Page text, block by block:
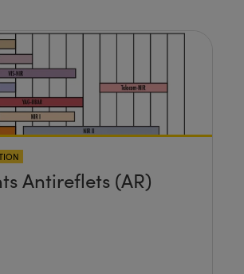
Antireflets (AR)